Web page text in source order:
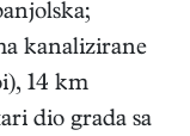
kanalizirane
14 km
dio grada sa